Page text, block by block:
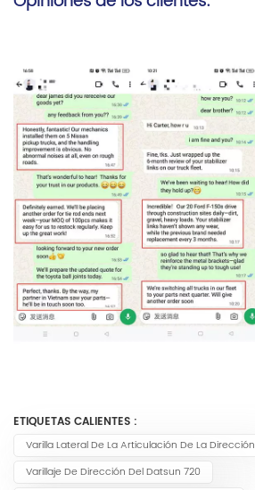
ETIQUETAS CALIENTES :
Varilla Lateral De La Articulación De La Dirección
Varillaje De Dirección Del Datsun 720